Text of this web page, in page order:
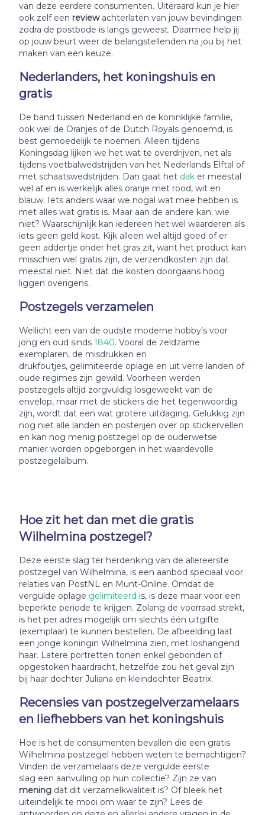
van deze eerdere consumenten. Uiteraard kun je hier
ook zelf een review achterlaten van jouw bevindingen
zodra de postbode is langs geweest. Daarmee help jij
op jouw beurt weer de belangstellenden na jou bij het
maken van een keuze.
Nederlanders, het koningshuis en
gratis
De band tussen Nederland en de koninklijke familie,
ook wel de Oranjes of de Dutch Royals genoemd, is
best gemoedelijk te noemen. Alleen tijdens
Koningsdag lijken we het wat te overdrijven, net als
tijdens voetbalwedstrijden van het Nederlands Elftal of
met schaatswedstrijden. Dan gaat het dak er meestal
wel af en is werkelijk alles oranje met rood, wit en
blauw. Iets anders waar we nogal wat mee hebben is
met alles wat gratis is. Maar aan de andere kan; wie
niet? Waarschijnlijk kan iedereen het wel waarderen als
iets geen geld kost. Kijk alleen wel altijd goed of er
geen addertje onder het gras zit, want het product kan
misschien wel gratis zijn, de verzendkosten zijn dat
meestal niet. Niet dat die kosten doorgaans hoog
liggen overigens.
Postzegels verzamelen
Wellicht een van de oudste moderne hobby’s voor
jong en oud sinds 1840. Vooral de zeldzame
exemplaren, de misdrukken en
drukfoutjes, gelimiteerde oplage en uit verre landen of
oude regimes zijn gewild. Voorheen werden
postzegels altijd zorgvuldig losgeweekt van de
envelop, maar met de stickers die het tegenwoordig
zijn, wordt dat een wat grotere uitdaging. Gelukkig zijn
nog niet alle landen en posterijen over op stickervellen
en kan nog menig postzegel op de ouderwetse
manier worden opgeborgen in het waardevolle
postzegelalbum.
Hoe zit het dan met die gratis
Wilhelmina postzegel?
Deze eerste slag ter herdenking van de allereerste
postzegel van Wilhelmina, is een aanbod speciaal voor
relaties van PostNL en Munt-Online. Omdat de
vergulde oplage gelimiteerd is, is deze maar voor een
beperkte periode te krijgen. Zolang de voorraad strekt,
is het per adres mogelijk om slechts één uitgifte
(exemplaar) te kunnen bestellen. De afbeelding laat
een jonge koningin Wilhelmina zien, met loshangend
haar. Latere portretten tonen enkel gebonden of
opgestoken haardracht, hetzelfde zou het geval zijn
bij haar dochter Juliana en kleindochter Beatrix.
Recensies van postzegelverzamelaars
en liefhebbers van het koningshuis
Hoe is het de consumenten bevallen die een gratis
Wilhelmina postzegel hebben weten te bemachtigen?
Vinden de verzamelaars deze vergulde eerste
slag een aanvulling op hun collectie? Zijn ze van
mening dat dit verzamelkwaliteit is? Of bleek het
uiteindelijk te mooi om waar te zijn? Lees de